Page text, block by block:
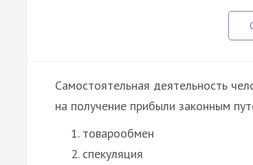
Самостоятельная деятельность
на получение прибыли законным
товарообмен
спекуляция